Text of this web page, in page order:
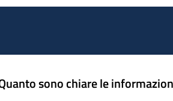
sono chiare le